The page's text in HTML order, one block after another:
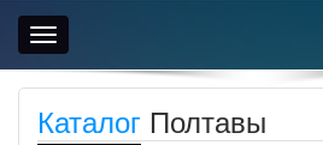
Toggle
navigation
Каталог Полтавы